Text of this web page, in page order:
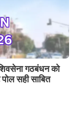
गठबंधन को
सही साबित